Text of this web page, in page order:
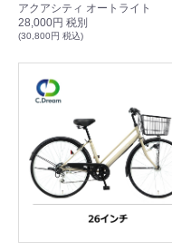
アクアシティ オートライト
28,000円 税別
(30,800円 税込)